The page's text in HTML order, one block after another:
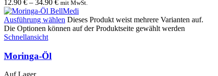
12.90 € – 34.90 € mit MwSt.
Ausführung wählen Dieses Produkt weist mehrere Varianten auf.
Die Optionen können auf der Produktseite gewählt werden
Schnellansicht
Moringa-Öl